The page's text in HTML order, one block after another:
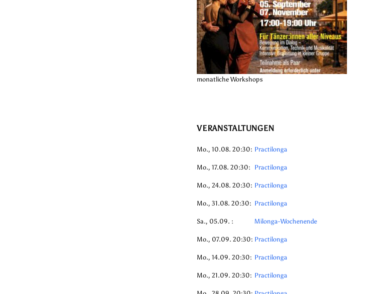
monatliche Workshops
VERANSTALTUNGEN
Mo., 10.08. 20:30: Practilonga
Mo., 17.08. 20:30: Practilonga
Mo., 24.08. 20:30: Practilonga
Mo., 31.08. 20:30: Practilonga
Sa., 05.09. : Milonga-Wochenende
Mo., 07.09. 20:30: Practilonga
Mo., 14.09. 20:30: Practilonga
Mo., 21.09. 20:30: Practilonga